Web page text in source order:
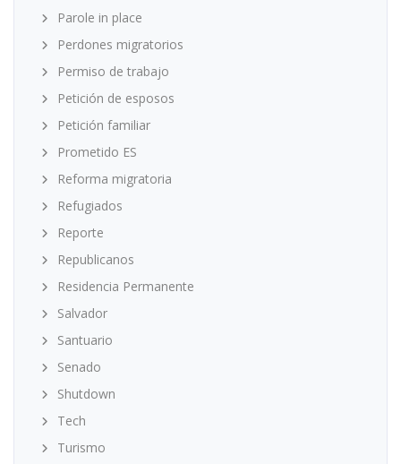
Parole in place
Perdones migratorios
Permiso de trabajo
Petición de esposos
Petición familiar
Prometido ES
Reforma migratoria
Refugiados
Reporte
Republicanos
Residencia Permanente
Salvador
Santuario
Senado
Shutdown
Tech
Turismo